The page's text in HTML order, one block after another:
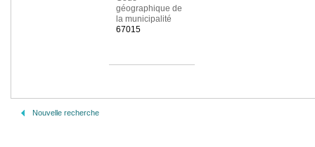
géographique de
la municipalité
67015
Nouvelle recherche